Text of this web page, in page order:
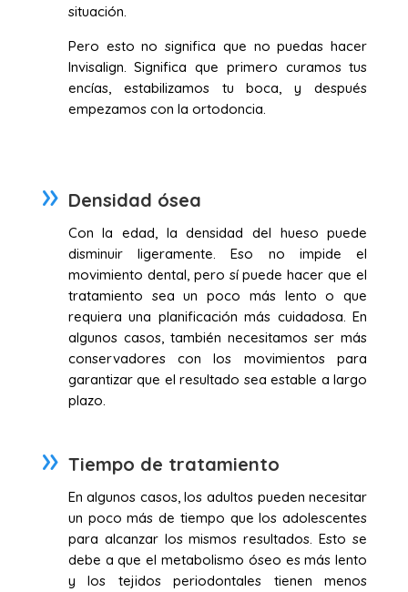
situación.
Pero esto no significa que no puedas hacer
Invisalign. Significa que primero curamos tus
encías, estabilizamos tu boca, y después
empezamos con la ortodoncia.
Densidad ósea
Con la edad, la densidad del hueso puede
disminuir ligeramente. Eso no impide el
movimiento dental, pero sí puede hacer que el
tratamiento sea un poco más lento o que
requiera una planificación más cuidadosa. En
algunos casos, también necesitamos ser más
conservadores con los movimientos para
garantizar que el resultado sea estable a largo
plazo.
Tiempo de tratamiento
En algunos casos, los adultos pueden necesitar
un poco más de tiempo que los adolescentes
para alcanzar los mismos resultados. Esto se
debe a que el metabolismo óseo es más lento
y los tejidos periodontales tienen menos